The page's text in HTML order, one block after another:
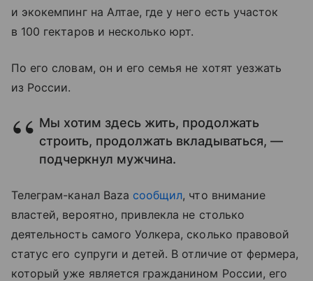
и экокемпинг на Алтае, где у него есть участок
в 100 гектаров и несколько юрт.
По его словам, он и его семья не хотят уезжать
из России.
Мы хотим здесь жить, продолжать
строить, продолжать вкладываться, —
подчеркнул мужчина.
Телеграм-канал Baza сообщил, что внимание
властей, вероятно, привлекла не столько
деятельность самого Уолкера, сколько правовой
статус его супруги и детей. В отличие от фермера,
который уже является гражданином России, его